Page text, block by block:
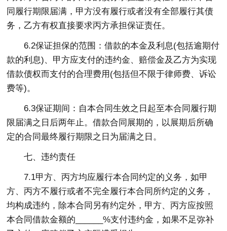
同履行期限届满，甲方没有履行或者没有全部履行其债
务，乙方有权直接要求丙方承担保证责任。
6.2保证担保的范围：借款的本金及利息(包括逾期付
款的利息)、甲方应支付的违约金、赔偿金及乙方为实现
借款债权而支付的合理费用(包括但不限于律师费、诉讼
费等)。
6.3保证期间：自本合同生效之日起至本合同履行期
限届满之日后两年止。借款合同展期的，以展期后所确
定的合同最终履行期限之日为届满之日。
七、违约责任
7.1甲方、丙方均应履行本合同约定的义务，如甲
方、丙方不履行或者不完全履行本合同所约定的义务，
均构成违约，除本合同另有约定外，甲方、丙方应按照
本合同借款金额的______%支付违约金，如果不足弥补